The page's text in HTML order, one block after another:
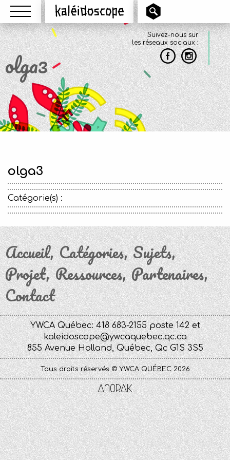
Menu Kaléidoscope
Suivez-nous sur
les réseaux sociaux :
olga3
olga3
Catégorie(s) :
Accueil Catégories Sujets
Projet Ressources Partenaires
Contact
YWCA Québec: 418 683-2155 poste 142 et
kaleidoscope@ywcaquebec.qc.ca
855 Avenue Holland, Québec, Qc G1S 3S5
Tous droits réservés © YWCA QUÉBEC 2026
Anorak
Studio